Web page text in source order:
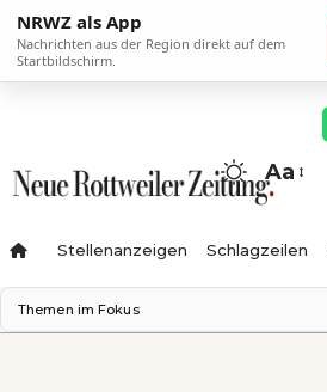
NRWZ als App
Nachrichten aus der Region direkt auf dem
Startbildschirm.
Aa
Stellenanzeigen Schlagzeilen
Themen im Fokus